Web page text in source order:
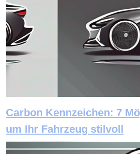
Carbon Kennzeichen: 7
um Ihr Fahrzeug stilvoll